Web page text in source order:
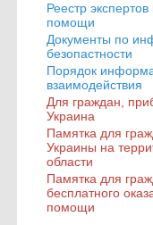
Реестр
помощи
Документы по
безопастности
Порядок
взаимодействия
Для граждан,
Украина
Памятка для
Украины на
области
Памятка для
бесплатного
помощи